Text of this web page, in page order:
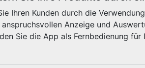
Ihren Kunden durch die
anspruchsvollen Anzeige und
Sie die App als Fernbedienung